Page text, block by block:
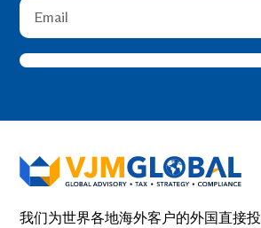
我们为世界各地海外客户的外国直接